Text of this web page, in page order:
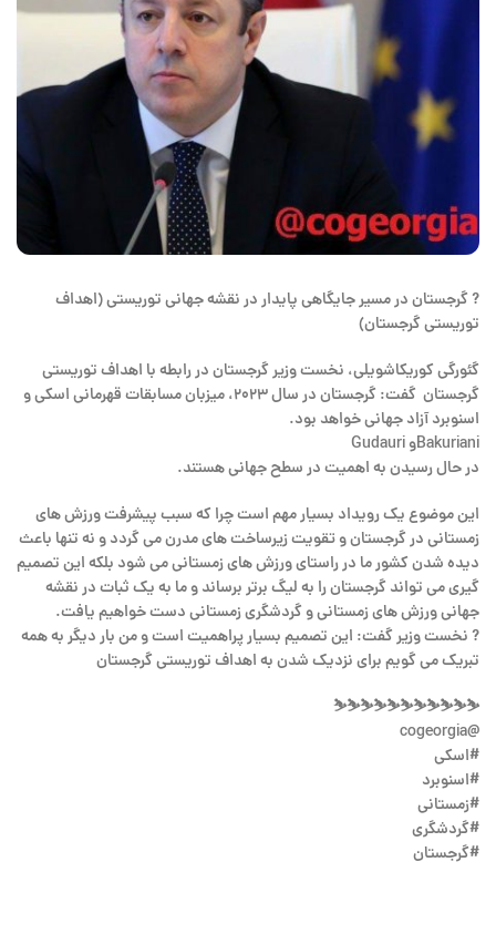
?گرجستان در مسیر جایگاهی پایدار در نقشه جهانی توریستی (اهداف
توریستی گرجستان)
گئورگی کوریکاشویلی، نخست وزیر گرجستان در رابطه با اهداف توریستی
گرجستان گفت: گرجستان در سال ۲۰۲۳، میزبان مسابقات قهرمانی اسکی و
اسنوبرد آزاد جهانی خواهد بود.
Bakurianiو Gudauri
در حال رسیدن به اهمیت در سطح جهانی هستند.
این موضوع یک رویداد بسیار مهم است چرا که سبب پیشرفت ورزش های
زمستانی در گرجستان و تقویت زیرساخت های مدرن می گردد و نه تنها باعث
دیده شدن کشور ما در راستای ورزش های زمستانی می شود بلکه این تصمیم
گیری می تواند گرجستان را به لیگ برتر برساند و ما به یک ثبات در نقشه
جهانی ورزش های زمستانی و گردشگری زمستانی دست خواهیم یافت.
? نخست وزیر گفت: این تصمیم بسیار پراهمیت است و من بار دیگر به همه
تبریک می گویم برای نزدیک شدن به اهداف توریستی گرجستان
⛷⛷⛷⛷⛷⛷⛷⛷⛷⛷⛷
@cogeorgia
#اسکی
#اسنوبرد
#زمستانی
#گردشگری
#گرجستان